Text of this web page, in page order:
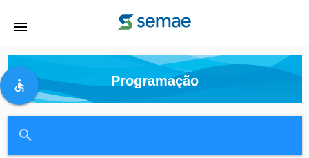
menu
accessible Programação
search